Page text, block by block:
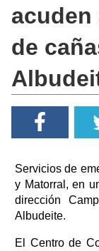
de
Servicios de
y Matorral, en
dirección
Albudeite.
El Centro de